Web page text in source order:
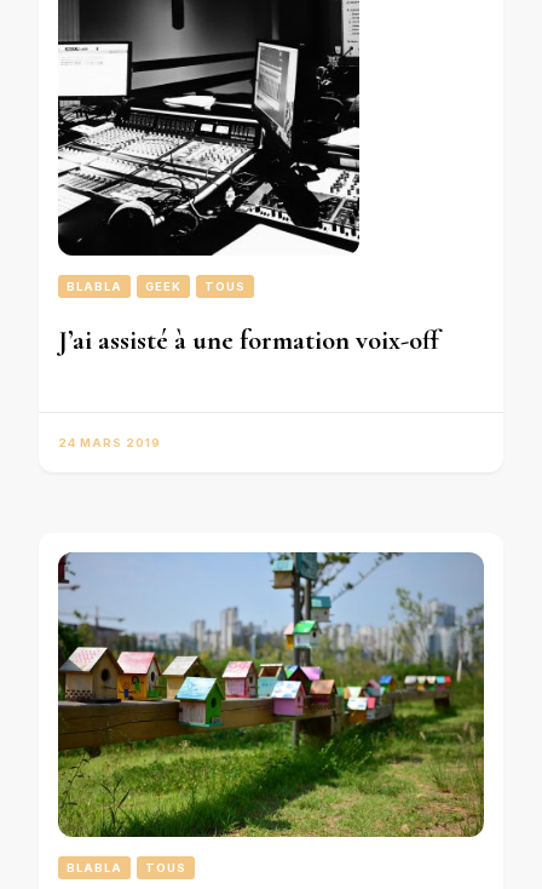
BLABLA GEEK TOUS
J’ai assisté à une formation voix-off
24 MARS 2019
BLABLA TOUS